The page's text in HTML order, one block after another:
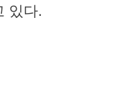
있다.